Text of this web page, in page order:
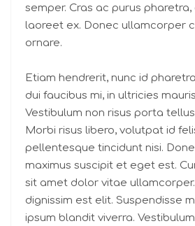
semper. Cras ac purus
laoreet ex. Donec ullamcorper
ornare.
Etiam hendrerit, nunc id
dui faucibus mi, in ultricies
Vestibulum non risus porta
Morbi risus libero, volutpat id
pellentesque tincidunt nisi.
maximus suscipit et eget est.
sit amet dolor vitae
dignissim est elit. Suspendisse
ipsum blandit viverra.